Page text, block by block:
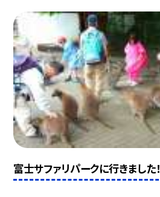
富士サファリパークに行きました！